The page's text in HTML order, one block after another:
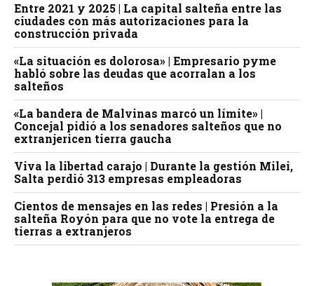
Entre 2021 y 2025 | La capital salteña entre las
ciudades con más autorizaciones para la
construcción privada
«La situación es dolorosa» | Empresario pyme
habló sobre las deudas que acorralan a los
salteños
«La bandera de Malvinas marcó un límite» |
Concejal pidió a los senadores salteños que no
extranjericen tierra gaucha
Viva la libertad carajo | Durante la gestión Milei,
Salta perdió 313 empresas empleadoras
Cientos de mensajes en las redes | Presión a la
salteña Royón para que no vote la entrega de
tierras a extranjeros